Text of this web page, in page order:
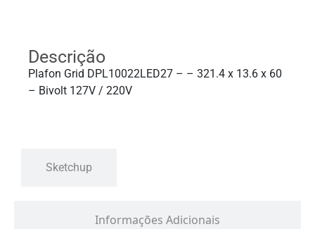
Informações Adicionais
Descrição
Plafon Grid DPL10022LED27 – – 321.4 x 13.6 x 60
– Bivolt 127V / 220V
Sketchup